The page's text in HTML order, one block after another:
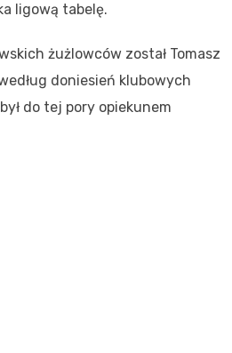
ligową tabelę.
żużlowców został Tomasz
doniesień klubowych
do tej pory opiekunem